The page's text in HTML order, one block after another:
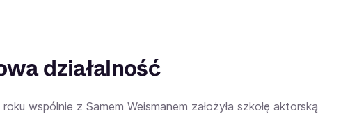
działalność
wspólnie z Samem Weismanem założyła szkołę aktorską